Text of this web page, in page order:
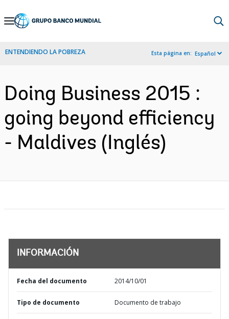
Skip
Navigation
ENTENDIENDO LA POBREZA Esta página en: Español
Doing Business 2015 :
going beyond efficiency
- Maldives (Inglés)
INFORMACIÓN
Fecha del documento 2014/10/01
Tipo de documento Documento de trabajo